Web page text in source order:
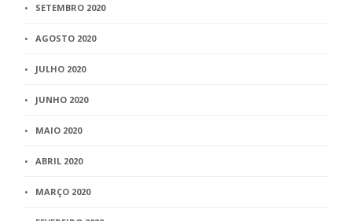
SETEMBRO 2020
AGOSTO 2020
JULHO 2020
JUNHO 2020
MAIO 2020
ABRIL 2020
MARÇO 2020